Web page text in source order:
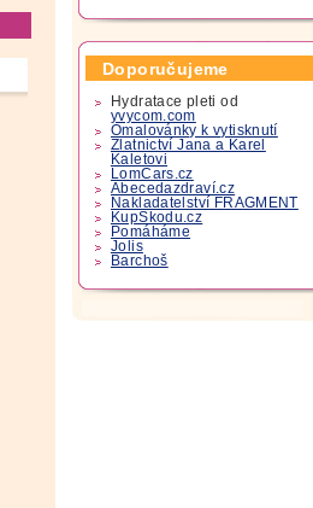
Doporučujeme
Hydratace pleti od
yvycom.com
Omalovánky k vytisknutí
Zlatnictví Jana a Karel
Kaletovi
LomCars.cz
Abecedazdraví.cz
Nakladatelství FRAGMENT
KupSkodu.cz
Pomáháme
Jolis
Barchoš